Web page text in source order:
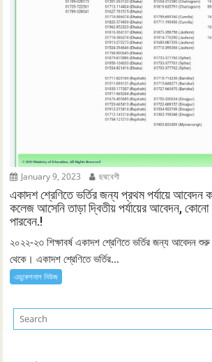
January 9, 2023 ছদ্মবেশী
একাদশ শ্রেণিতে ভর্তির জন্য প্রথম পর্যায়ে আবেদন
কলেজ আসেনি তাড়া দ্বিতীয় পর্যায়ের আবেদন,
পারবেন.!
২০২২-২৩ শিক্ষাবর্ষ একাদশ শ্রেণিতে ভর্তির জন্য আবেদন
থেকে। একাদশ শ্রেণিতে ভর্তির...
এডুকেশনাল নিউজ